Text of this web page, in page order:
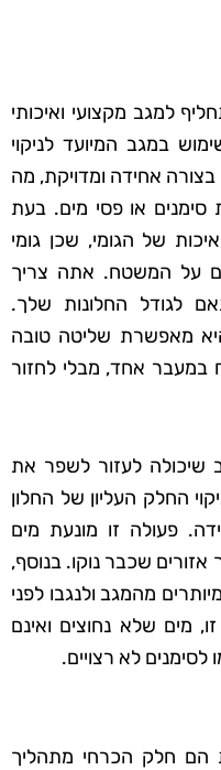
למגב מקצועי ואיכותי
במגב המיועד לניקוי
אחידה ומדויקת, מה
סימנים או פסי מים. בעת
של הגומי, שכן גומי
על המשטח. אתה צריך
לגודל החלונות שלך.
מאפשרת שליטה טובה
במעבר אחד, מבלי לחזור
שיכולה לעזור לשפר את
החלק העליון של החלון
פעולה זו מונעת מים
אזורים שכבר נוקו. בנוסף,
מהמגב ולנגבו לפני
מים שלא נחוצים ואינם
לסימנים לא רצויים.
הם חלק הכרחי מתהליך